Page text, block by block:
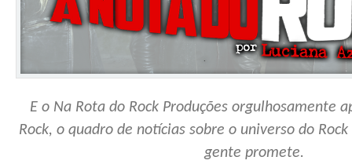
E o Na Rota do Rock Produções orgulhosamente
Rock, o quadro de notícias sobre o universo do
gente promete.